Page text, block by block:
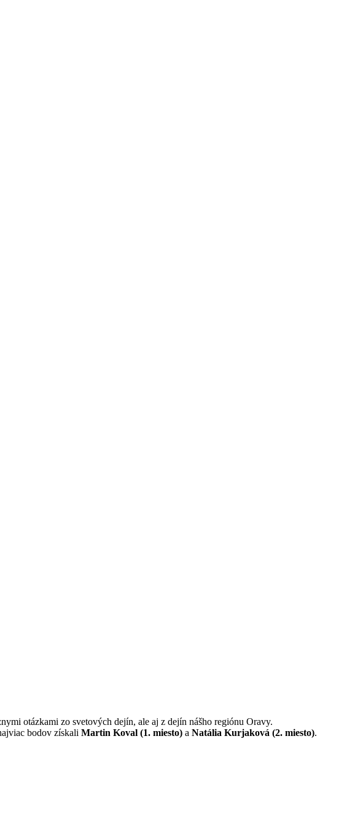
otázkami zo svetových dejín, ale aj z dejín nášho regiónu Oravy.
bodov získali Martin Koval (1. miesto) a Natália Kurjaková (2. miesto).